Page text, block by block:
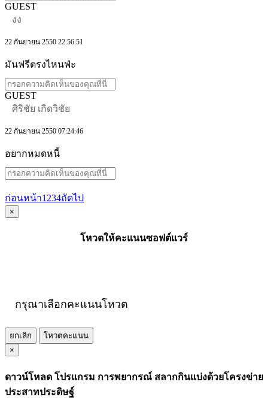
GUEST
งง
22 กันยายน 2550 22:56:51
มันฟรีตรงไหนฟ่ะ
GUEST
ศิริชัย เกิดวิชัย
22 กันยายน 2550 07:24:46
อยากหมดหนี้
ก่อนหน้า1 234ถัดไป
×
โหวตให้คะแนนซอฟต์แวร์
กรุณาเลือกคะแนนโหวต
ยกเลิก
โหวตคะแนน
×
ดาวน์โหลด โปรแกรม การพยากรณ์ สลากกินแบ่งด้วยโครงข่าย
ประสาทประดิษฐ์